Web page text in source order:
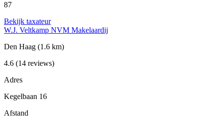
87
Bekijk taxateur
W.J. Veltkamp NVM Makelaardij
Den Haag (1.6 km)
4.6 (14 reviews)
Adres
Kegelbaan 16
Afstand